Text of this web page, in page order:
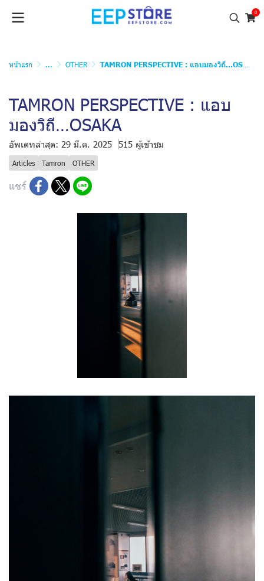
0
หน้าแรก ... OTHER TAMRON PERSPECTIVE : แอบมองวิถี…OSAKA
TAMRON PERSPECTIVE : แอบ
มองวิถี…OSAKA
อัพเดทล่าสุด: 29 มี.ค. 2025 515 ผู้เข้าชม
Articles Tamron OTHER
แชร์